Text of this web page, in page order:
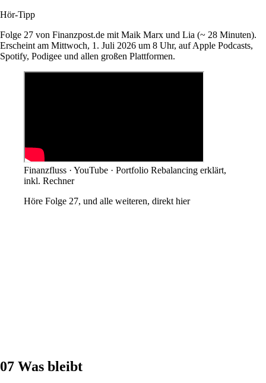
Hör-Tipp
Folge 27 von Finanzpost.de mit Maik Marx und Lia (~ 28 Minuten).
Erscheint am Mittwoch, 1. Juli 2026 um 8 Uhr, auf Apple Podcasts,
Spotify, Podigee und allen großen Plattformen.
Finanzfluss · YouTube · Portfolio Rebalancing erklärt,
inkl. Rechner
Höre Folge 27, und alle weiteren, direkt hier
07 Was bleibt